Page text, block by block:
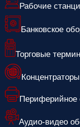
Рабочие
Банковское
Торговые
Периферийное
Аудио-видео